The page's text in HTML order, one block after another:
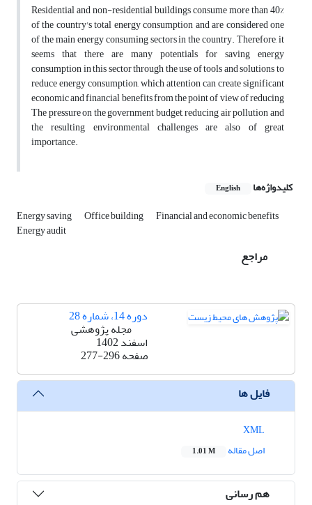
Residential and non-residential buildings consume more than 40%
of the country's total energy consumption and are considered one
of the main energy consuming sectors in the country. Therefore, it
seems that there are many potentials for saving energy
consumption in this sector through the use of tools and solutions to
reduce energy consumption, which attention can create significant
economic and financial benefits from the point of view of reducing
The pressure on the government budget, reducing air pollution and
the resulting environmental challenges are also of great
importance.
کلیدواژه‌ها English
Energy saving Office building Financial and economic benefits
Energy audit
مراجع
دوره 14، شماره 28
مجله پژوهشی
اسفند 1402
صفحه277-296
فایل ها
اصل مقاله
1.01 M
هم رسانی